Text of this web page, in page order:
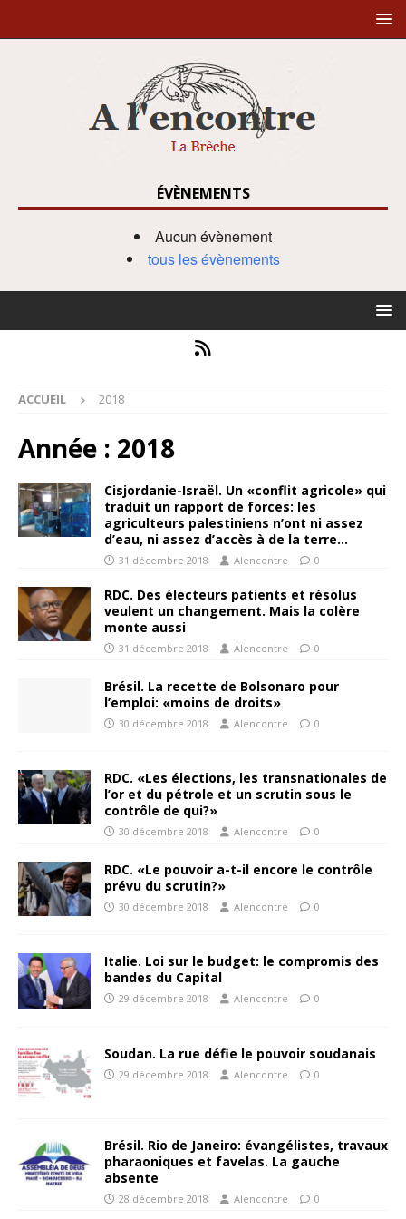
ÉVÈNEMENTS
Aucun évènement
tous les évènements
ACCUEIL 2018
Année : 2018
Cisjordanie-Israël. Un «conflit agricole» qui
traduit un rapport de forces: les
agriculteurs palestiniens n’ont ni assez
d’eau, ni assez d’accès à de la terre…
31 décembre 2018 Alencontre 0
RDC. Des électeurs patients et résolus
veulent un changement. Mais la colère
monte aussi
31 décembre 2018 Alencontre 0
Brésil. La recette de Bolsonaro pour
l’emploi: «moins de droits»
30 décembre 2018 Alencontre 0
RDC. «Les élections, les transnationales de
l’or et du pétrole et un scrutin sous le
contrôle de qui?»
30 décembre 2018 Alencontre 0
RDC. «Le pouvoir a-t-il encore le contrôle
prévu du scrutin?»
30 décembre 2018 Alencontre 0
Italie. Loi sur le budget: le compromis des
bandes du Capital
29 décembre 2018 Alencontre 0
Soudan. La rue défie le pouvoir soudanais
29 décembre 2018 Alencontre 0
Brésil. Rio de Janeiro: évangélistes, travaux
pharaoniques et favelas. La gauche
absente
28 décembre 2018 Alencontre 0